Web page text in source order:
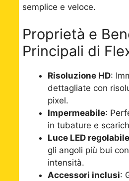
semplice e veloce.
Proprietà e
Principali di
Risoluzione HD:
dettagliate con
pixel.
Impermeabile:
in tubature e
Luce LED regolabile
gli angoli più bui
intensità.
Accessori inclusi: